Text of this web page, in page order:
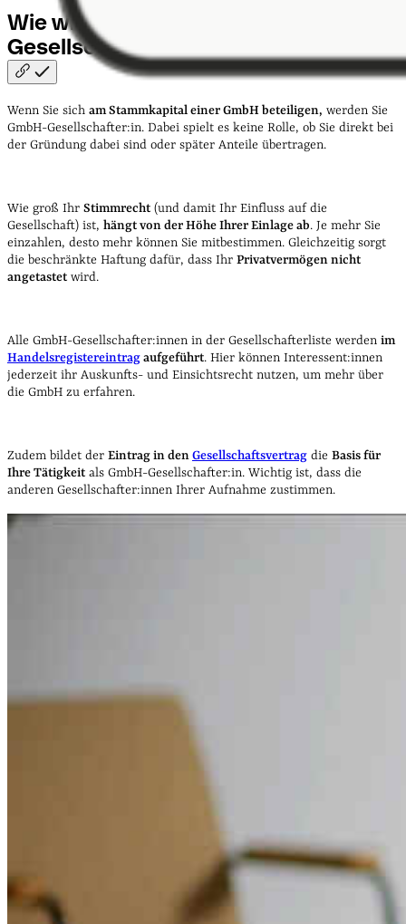
Wie wird man
Gesellschafter:in?
Wenn Sie sich am Stammkapital einer GmbH beteiligen, werden Sie
GmbH-Gesellschafter:in. Dabei spielt es keine Rolle, ob Sie direkt bei
der Gründung dabei sind oder später Anteile übertragen.
Wie groß Ihr Stimmrecht (und damit Ihr Einfluss auf die
Gesellschaft) ist, hängt von der Höhe Ihrer Einlage ab. Je mehr Sie
einzahlen, desto mehr können Sie mitbestimmen. Gleichzeitig sorgt
die beschränkte Haftung dafür, dass Ihr Privatvermögen nicht
angetastet wird.
Alle GmbH-Gesellschafter:innen in der Gesellschafterliste werden im
Handelsregistereintragaufgeführt. Hier können Interessent:innen
jederzeit ihr Auskunfts- und Einsichtsrecht nutzen, um mehr über
die GmbH zu erfahren.
Zudem bildet der Eintrag in denGesellschaftsvertrag die Basis für
Ihre Tätigkeit als GmbH-Gesellschafter:in. Wichtig ist, dass die
anderen Gesellschafter:innen Ihrer Aufnahme zustimmen.